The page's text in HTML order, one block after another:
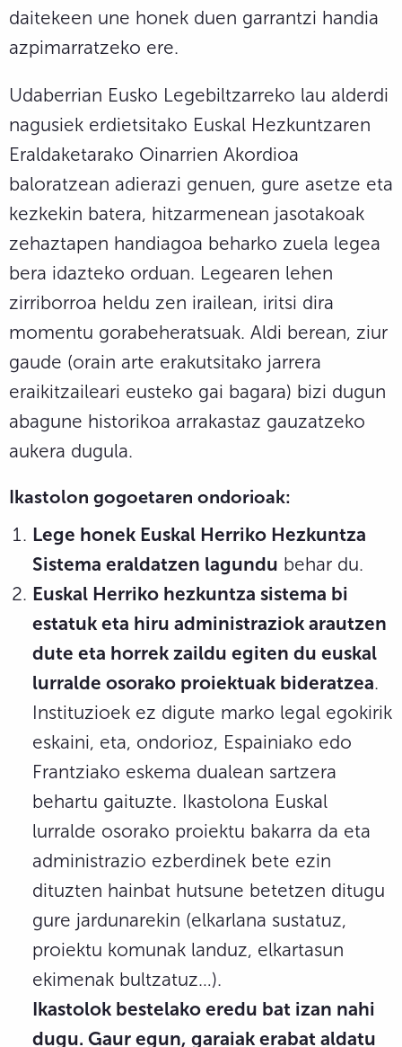
daitekeen une honek duen garrantzi handia
azpimarratzeko ere.
Udaberrian Eusko Legebiltzarreko lau alderdi
nagusiek erdietsitako Euskal Hezkuntzaren
Eraldaketarako Oinarrien Akordioa
baloratzean adierazi genuen, gure asetze eta
kezkekin batera, hitzarmenean jasotakoak
zehaztapen handiagoa beharko zuela legea
bera idazteko orduan. Legearen lehen
zirriborroa heldu zen irailean, iritsi dira
momentu gorabeheratsuak. Aldi berean, ziur
gaude (orain arte erakutsitako jarrera
eraikitzaileari eusteko gai bagara) bizi dugun
abagune historikoa arrakastaz gauzatzeko
aukera dugula.
Ikastolon gogoetaren ondorioak:
Lege honek Euskal Herriko Hezkuntza
Sistema eraldatzen lagundu behar du.
Euskal Herriko hezkuntza sistema bi
estatuk eta hiru administraziok arautzen
dute eta horrek zaildu egiten du euskal
lurralde osorako proiektuak bideratzea.
Instituzioek ez digute marko legal egokirik
eskaini, eta, ondorioz, Espainiako edo
Frantziako eskema dualean sartzera
behartu gaituzte. Ikastolona Euskal
lurralde osorako proiektu bakarra da eta
administrazio ezberdinek bete ezin
dituzten hainbat hutsune betetzen ditugu
gure jardunarekin (elkarlana sustatuz,
proiektu komunak landuz, elkartasun
ekimenak bultzatuz…).
Ikastolok bestelako eredu bat izan nahi
dugu. Gaur egun, garaiak erabat aldatu